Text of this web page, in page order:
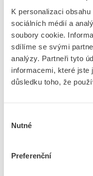
K personalizaci
sociálních médií a
soubory cookie.
sdílíme se svými
analýzy. Partneři tyto
informacemi, které
důsledku toho, že
souhlasu
Nutné
Preferenční
Přidat k porovnání
997
Cena s DPH